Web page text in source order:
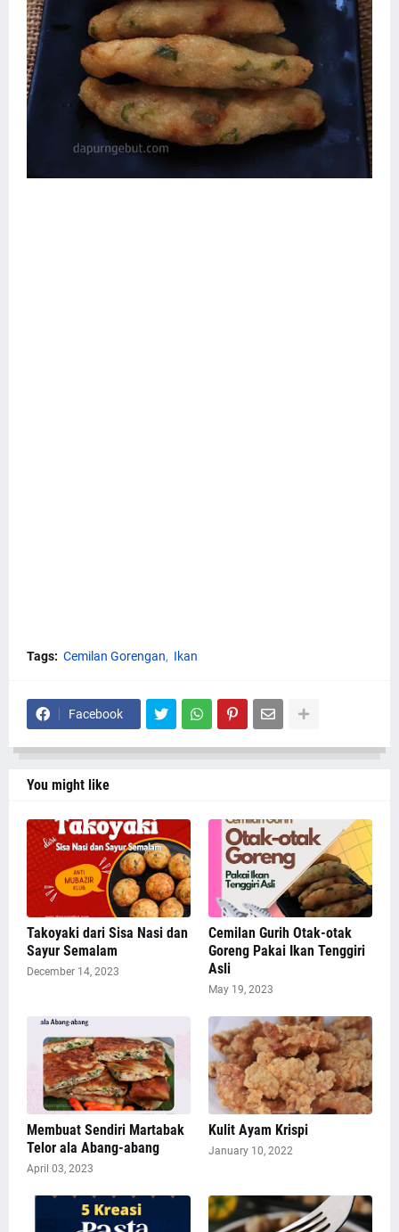
Tags: Cemilan Gorengan Ikan
Facebook
You might like
Takoyaki dari Sisa Nasi dan
Sayur Semalam
December 14, 2023
Cemilan Gurih Otak-otak
Goreng Pakai Ikan Tenggiri
Asli
May 19, 2023
Membuat Sendiri Martabak
Telor ala Abang-abang
April 03, 2023
Kulit Ayam Krispi
January 10, 2022